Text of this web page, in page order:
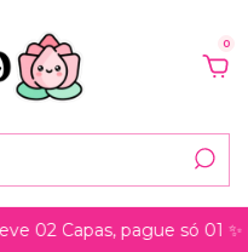
0
Capas, pague só 01 ✨